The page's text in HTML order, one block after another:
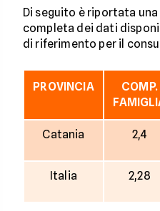
Di seguito è riportata
completa dei dati
di riferimento per il
PROVINCIA
COMP.
Catania 2,4
Italia 2,28